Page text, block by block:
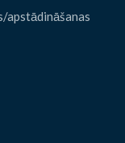
apstādināšanas